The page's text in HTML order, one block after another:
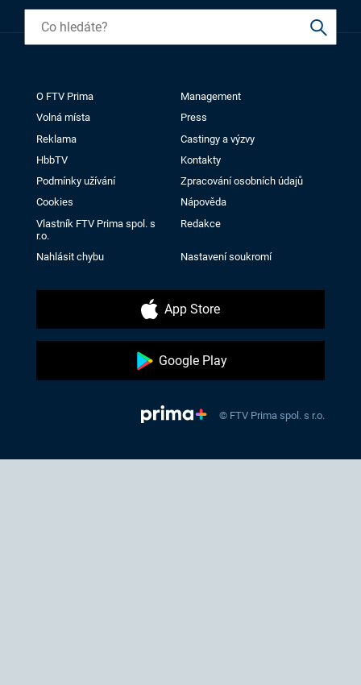
O FTV Prima
Management
Volná místa
Press
Reklama
Castingy a výzvy
HbbTV
Kontakty
Podmínky užívání
Zpracování osobních údajů
Cookies
Nápověda
Vlastník FTV Prima spol. s
r.o.
Redakce
Nahlásit chybu Nastavení soukromí
App Store
Google Play
© FTV Prima spol. s r.o.